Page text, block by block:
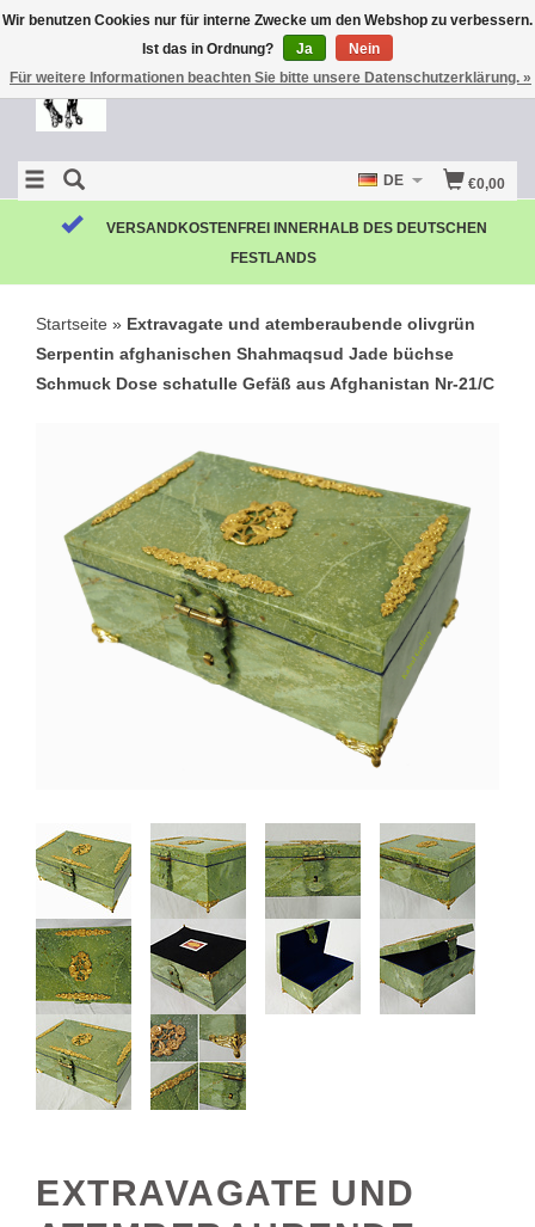
€0,00
DE
KOSTENLOSE RÜCKSENDUNG
Serpentin afghanischen Shahmaqsud Jade büchse
Schmuck Dose schatulle Gefäß aus Afghanistan Nr-21/C
ATEMBERAUBENDE
Wir benutzen Cookies nur für interne Zwecke um den Webshop zu verbessern.
Ist das in Ordnung?
Ja
Nein
Für weitere Informationen beachten Sie bitte unsere Datenschutzerklärung. »